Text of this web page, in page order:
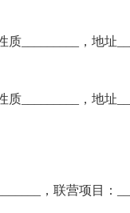
质_________，地址
质_________，地址
，联营项目：